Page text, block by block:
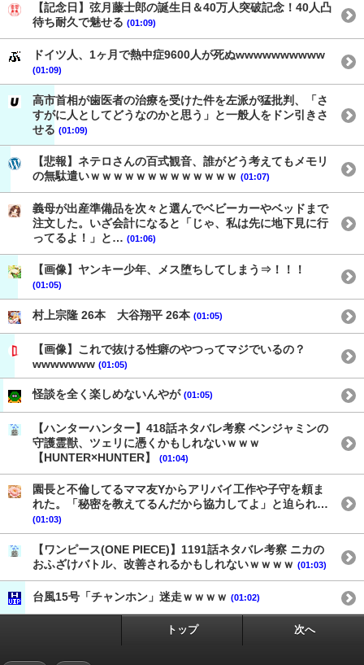
【記念日】弦月藤士郎の誕生日＆40万人突破記念！40人凸
待ち耐久で魅せる (01:09)
ドイツ人、1ヶ月で熱中症9600人が死ぬwwwwwwwwww
(01:09)
高市首相が歯医者の治療を受けた件を左派が猛批判、「さ
すがに人としてどうなのかと思う」と一般人をドン引きさ
せる (01:09)
【悲報】ネテロさんの百式観音、誰がどう考えてもメモリ
の無駄遣いｗｗｗｗｗｗｗｗｗｗｗｗｗ (01:07)
義母が出産準備品を次々と選んでベビーカーやベッドまで
注文した。いざ会計になると「じゃ、私は先に地下見に行
ってるよ！」と… (01:06)
【画像】ヤンキー少年、メス堕ちしてしまう⇒！！！
(01:05)
村上宗隆 26本 大谷翔平 26本 (01:05)
【画像】これで抜ける性癖のやつってマジでいるの？
wwwwwww (01:05)
怪談を全く楽しめないんやが (01:05)
【ハンターハンター】418話ネタバレ考察 ベンジャミンの
守護霊獣、ツェリに憑くかもしれないｗｗｗ
【HUNTER×HUNTER】
(01:04)
園長と不倫してるママ友Yからアリバイ工作や子守を頼ま
れた。「秘密を教えてるんだから協力してよ」と迫られ…
(01:03)
【ワンピース(ONE PIECE)】1191話ネタバレ考察 ニカの
おふざけバトル、改善されるかもしれないｗｗｗｗ (01:03)
台風15号「チャンホン」迷走ｗｗｗｗ (01:02)
トップ 次へ